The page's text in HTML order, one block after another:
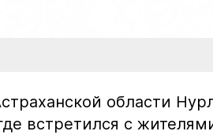
области
встретился с